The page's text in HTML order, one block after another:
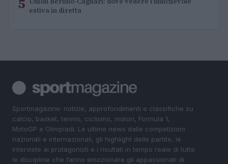
5 estiva in diretta
Sportmagazine: notizie, approfondimenti e classifiche su
calcio, basket, tennis, ciclismo, motori, Formula 1,
MotoGP e Olimpiadi. Le ultime news dalle competizioni
nazionali e internazionali, gli highlight delle partite, le
interviste ai protagonisti e i risultati in tempo reale di tutte
le discipline che fanno emozionare gli appassionati di